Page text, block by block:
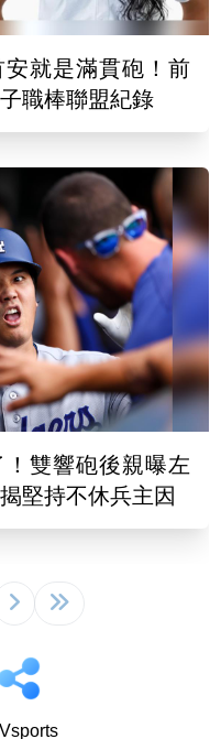
就是滿貫砲！前
職棒聯盟紀錄
雙響砲後親曝左
堅持不休兵主因